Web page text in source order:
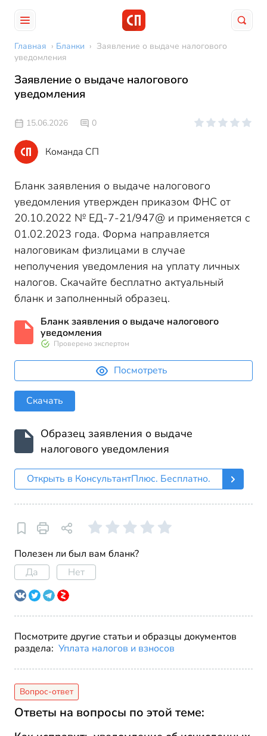
Главная › Бланки › Заявление о выдаче налогового
уведомления
Заявление о выдаче налогового
уведомления
15.06.2026 0
Команда СП
Бланк заявления о выдаче налогового
уведомления утвержден приказом ФНС от
20.10.2022 № ЕД-7-21/947@ и применяется с
01.02.2023 года. Форма направляется
налоговикам физлицами в случае
неполучения уведомления на уплату личных
налогов. Скачайте бесплатно актуальный
бланк и заполненный образец.
Бланк заявления о выдаче налогового
уведомления
Проверено экспертом
Посмотреть
Скачать
Образец заявления о выдаче
налогового уведомления
Открыть в КонсультантПлюс. Бесплатно.
Полезен ли был вам бланк?
Да
Нет
Посмотрите другие статьи и образцы документов
раздела: Уплата налогов и взносов
Ответы на вопросы по этой теме: